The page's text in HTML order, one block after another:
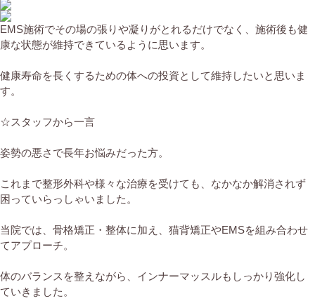
EMS施術でその場の張りや凝りがとれるだけでなく、施術後も健
康な状態が維持できているように思います。
健康寿命を長くするための体への投資として維持したいと思いま
す。
☆スタッフから一言
姿勢の悪さで長年お悩みだった方。
これまで整形外科や様々な治療を受けても、なかなか解消されず
困っていらっしゃいました。
当院では、骨格矯正・整体に加え、猫背矯正やEMSを組み合わせ
てアプローチ。
体のバランスを整えながら、インナーマッスルもしっかり強化し
ていきました。